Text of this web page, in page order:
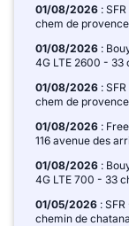
01/08/2026 :
chem de provence
01/08/2026 :
4G LTE 2600 - 33
01/08/2026 :
chem de provence
01/08/2026 :
116 avenue des
01/08/2026 :
4G LTE 700 - 33
01/05/2026 :
chemin de